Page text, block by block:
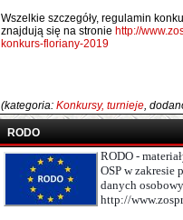
Wszelkie szczegóły, regulamin
znajdują się na stronie http://
konkurs-floriany-2019
(kategoria: Konkursy, turnieje,
RODO
RODO -
OSP w zakresie
danych
http://